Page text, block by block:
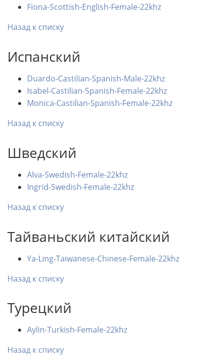
Fiona-Scottish-English-Female-22khz
Назад к списку
Испанский
Duardo-Castilian-Spanish-Male-22khz
Isabel-Castilian-Spanish-Female-22khz
Monica-Castilian-Spanish-Female-22khz
Назад к списку
Шведский
Alva-Swedish-Female-22khz
Ingrid-Swedish-Female-22khz
Назад к списку
Тайваньский китайский
Ya-Ling-Taiwanese-Chinese-Female-22khz
Назад к списку
Турецкий
Aylin-Turkish-Female-22khz
Назад к списку